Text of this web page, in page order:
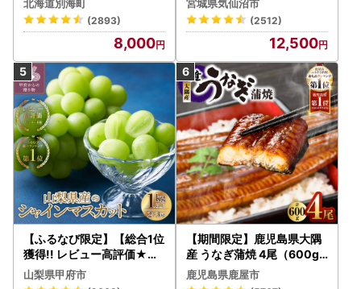
冷凍 ）
北海道別海町
(2893)
8,000
宮城県気仙沼市
(2512)
12,500
【ふるなび限定】【総合1位
獲得!! レビュー高評価★】
〈2026年度配送分〉山梨
県産 シャインマスカット 2
山梨県甲府市
【期間限定】鹿児島県大隅
産 うなぎ蒲焼 4尾（600g
） KN007-004-04-cp18
うなぎ 鰻 魚 惣菜 総菜
鹿児島県鹿屋市